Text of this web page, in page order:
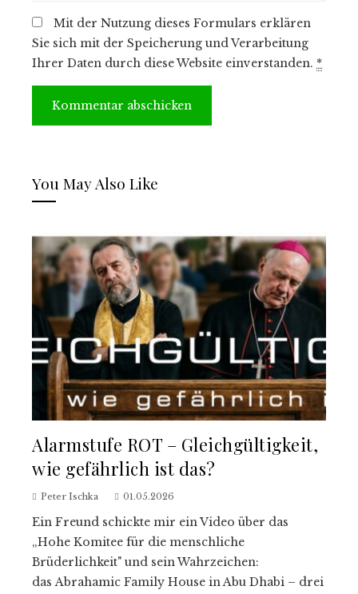
Mit der Nutzung dieses Formulars erklären
Sie sich mit der Speicherung und Verarbeitung
Ihrer Daten durch diese Website einverstanden. *
You May Also Like
Alarmstufe ROT – Gleichgültigkeit,
wie gefährlich ist das?
Peter Ischka 01.05.2026
Ein Freund schickte mir ein Video über das
„Hohe Komitee für die menschliche
Brüderlichkeit" und sein Wahrzeichen:
das Abrahamic Family House in Abu Dhabi – drei